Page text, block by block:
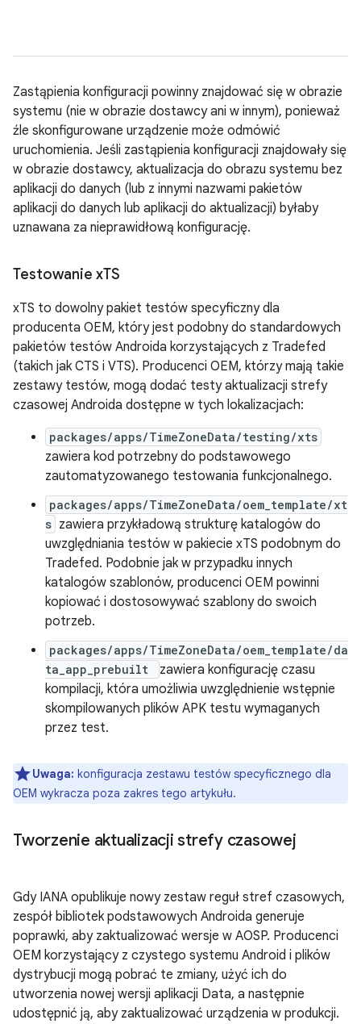
Zastąpienia konfiguracji powinny znajdować się w obrazie
systemu (nie w obrazie dostawcy ani w innym), ponieważ
źle skonfigurowane urządzenie może odmówić
uruchomienia. Jeśli zastąpienia konfiguracji znajdowały się
w obrazie dostawcy, aktualizacja do obrazu systemu bez
aplikacji do danych (lub z innymi nazwami pakietów
aplikacji do danych lub aplikacji do aktualizacji) byłaby
uznawana za nieprawidłową konfigurację.
Testowanie xTS
xTS to dowolny pakiet testów specyficzny dla
producenta OEM, który jest podobny do standardowych
pakietów testów Androida korzystających z Tradefed
(takich jak CTS i VTS). Producenci OEM, którzy mają takie
zestawy testów, mogą dodać testy aktualizacji strefy
czasowej Androida dostępne w tych lokalizacjach:
packages/apps/TimeZoneData/testing/xts
zawiera kod potrzebny do podstawowego
zautomatyzowanego testowania funkcjonalnego.
packages/apps/TimeZoneData/oem_template/xt
s zawiera przykładową strukturę katalogów do
uwzględniania testów w pakiecie xTS podobnym do
Tradefed. Podobnie jak w przypadku innych
katalogów szablonów, producenci OEM powinni
kopiować i dostosowywać szablony do swoich
potrzeb.
packages/apps/TimeZoneData/oem_template/da
ta_app_prebuilt
zawiera konfigurację czasu
kompilacji, która umożliwia uwzględnienie wstępnie
skompilowanych plików APK testu wymaganych
przez test.
Uwaga: konfiguracja zestawu testów specyficznego dla
OEM wykracza poza zakres tego artykułu.
Tworzenie aktualizacji strefy czasowej
Gdy IANA opublikuje nowy zestaw reguł stref czasowych,
zespół bibliotek podstawowych Androida generuje
poprawki, aby zaktualizować wersje w AOSP. Producenci
OEM korzystający z czystego systemu Android i plików
dystrybucji mogą pobrać te zmiany, użyć ich do
utworzenia nowej wersji aplikacji Data, a następnie
udostępnić ją, aby zaktualizować urządzenia w produkcji.